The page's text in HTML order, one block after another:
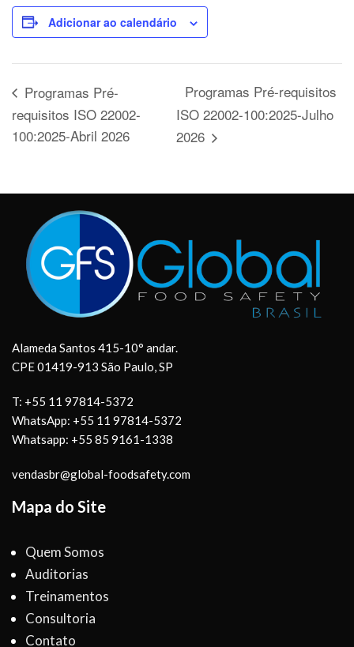
Adicionar ao calendário
Programas Pré-
requisitos ISO 22002-
100:2025-Abril 2026
Programas Pré-requisitos
ISO 22002-100:2025-Julho
2026
Alameda Santos 415-10° andar.
CPE 01419-913 São Paulo, SP
T: +55 11 97814-5372
WhatsApp: +55 11 97814-5372
Whatsapp: +55 85 9161-1338
vendasbr@global-foodsafety.com
Mapa do Site
Quem Somos
Auditorias
Treinamentos
Consultoria
Contato